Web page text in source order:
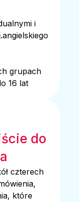
i
grupach
16 lat
do
czterech
które